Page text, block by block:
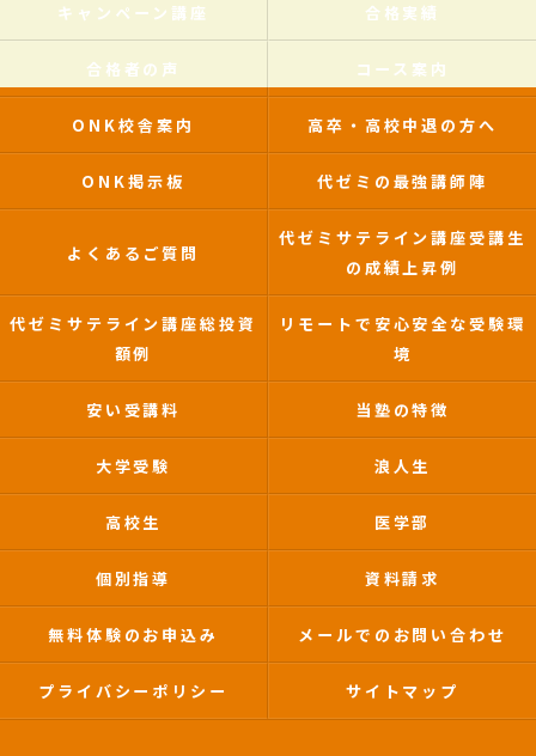
キャンペーン講座 合格実績
合格者の声 コース案内
ONK校舎案内 高卒・高校中退の方へ
ONK掲示板 代ゼミの最強講師陣
よくあるご質問
代ゼミサテライン講座受講生
の成績上昇例
代ゼミサテライン講座総投資
額例
リモートで安心安全な受験環
境
安い受講料 当塾の特徴
大学受験 浪人生
高校生 医学部
個別指導 資料請求
無料体験のお申込み メールでのお問い合わせ
プライバシーポリシー サイトマップ